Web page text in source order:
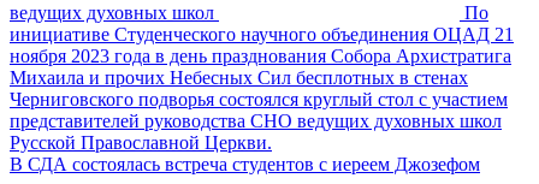
ведущих духовных школ
По
инициативе Студенческого научного объединения ОЦАД 21
ноября 2023 года в день празднования Собора Архистратига
Михаила и прочих Небесных Сил бесплотных в стенах
Черниговского подворья состоялся круглый стол с участием
представителей руководства СНО ведущих духовных школ
Русской Православной Церкви.
В СДА состоялась встреча студентов с иереем Джозефом